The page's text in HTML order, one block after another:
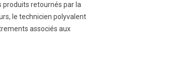
produits retournés par la
le technicien polyvalent
associés aux